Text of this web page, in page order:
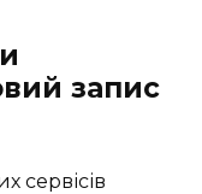
запис
сервісів